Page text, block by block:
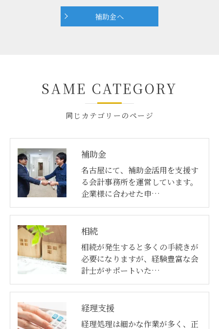
補助金へ
同じカテゴリーのページ
SAME CATEGORY
補助金
名古屋にて、補助金活用を支援す
る会計事務所を運営しています。
企業様に合わせた申…
相続
相続が発生すると多くの手続きが
必要になりますが、経験豊富な会
計士がサポートいた…
経理支援
経理処理は細かな作業が多く、正